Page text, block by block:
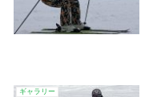
ギャラリー